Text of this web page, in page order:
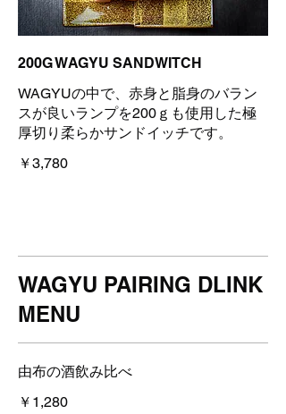
200G WAGYU SANDWITCH
WAGYUの中で、赤身と脂身のバラン
スが良いランプを200ｇも使用した極
厚切り柔らかサンドイッチです。
￥3,780
WAGYU PAIRING DLINK
MENU
由布の酒飲み比べ
￥1,280